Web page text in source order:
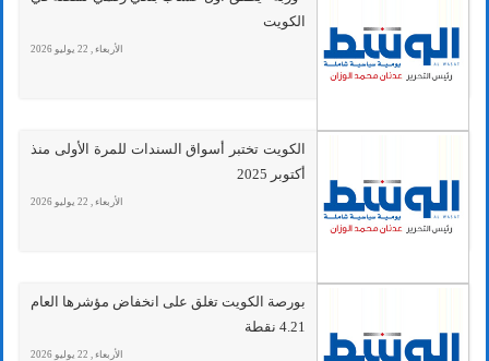
الكويت
الأربعاء , 22 يوليو 2026
الكويت تختبر أسواق السندات للمرة الأولى منذ
أكتوبر 2025
الأربعاء , 22 يوليو 2026
بورصة الكويت تغلق على انخفاض مؤشرها العام
4.21 نقطة
الأربعاء , 22 يوليو 2026